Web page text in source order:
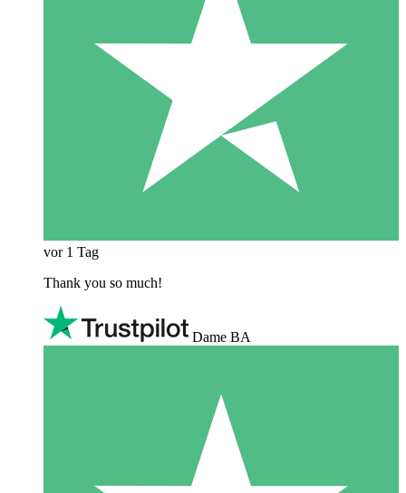
vor 1 Tag
Thank you so much!
Dame BA